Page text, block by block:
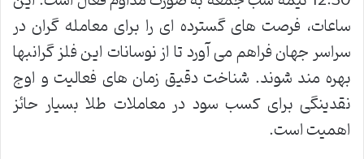
ساعات، فرصت های گسترده ای را برای معامله گران در
سراسر جهان فراهم می آورد تا از نوسانات این فلز گرانبها
بهره مند شوند. شناخت دقیق زمان های فعالیت و اوج
نقدینگی برای کسب سود در معاملات طلا بسیار حائز
اهمیت است.